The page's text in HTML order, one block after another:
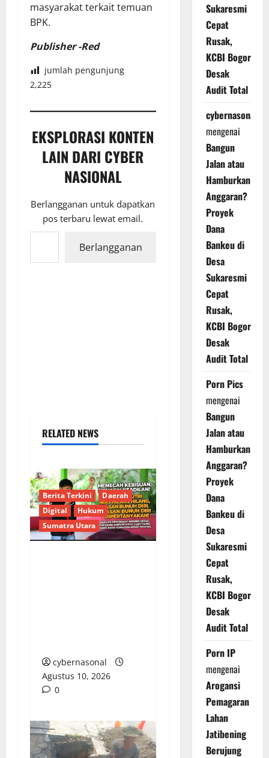
masyarakat terkait temuan
BPK.
Publisher -Red
jumlah pengunjung
2,225
EKSPLORASI KONTEN
LAIN DARI CYBER
NASIONAL
Berlangganan untuk dapatkan
pos terbaru lewat email.
Ketikkan email Anda...
Berlangganan
RELATED NEWS
Berita Terkini
Daerah
Digital
Hukum
Sumatra Utara
cybernasonal
Agustus 10, 2026
0
Sukaresmi
Cepat
Rusak,
KCBI Bogor
Desak
Audit Total
cybernasonal
mengenai
Bangun
Jalan atau
Hamburkan
Anggaran?
Proyek
Dana
Bankeu di
Desa
Sukaresmi
Cepat
Rusak,
KCBI Bogor
Desak
Audit Total
Porn Pics
mengenai
Bangun
Jalan atau
Hamburkan
Anggaran?
Proyek
Dana
Bankeu di
Desa
Sukaresmi
Cepat
Rusak,
KCBI Bogor
Desak
Audit Total
Porn IP
mengenai
Arogansi
Pemagaran
Lahan
Jatibening
Berujung